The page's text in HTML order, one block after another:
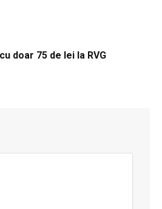
doar 75 de lei la RVG